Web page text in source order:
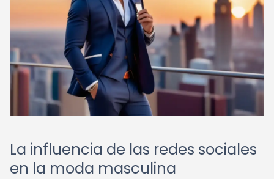
La influencia de las redes sociales
en la moda masculina